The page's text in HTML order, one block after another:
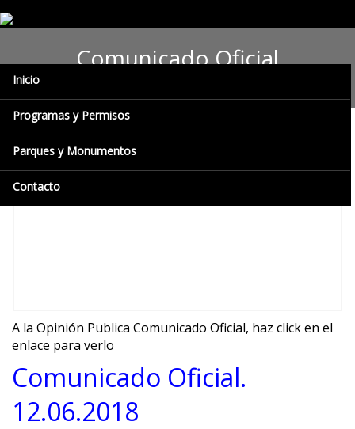
Inicio
Programas y Permisos
Parques y Monumentos
Contacto
Comunicado Oficial
A la Opinión Publica Comunicado Oficial, haz click en el
enlace para verlo
Comunicado Oficial.
12.06.2018